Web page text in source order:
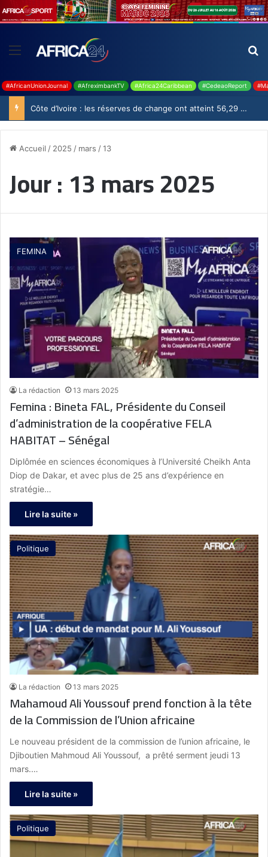
#AfricanUnionJournal #AfreximbankTV #Africa24Caribbean #CedeaoReport
Côte d’Ivoire : les réserves de change ont atteint 56,29 milliards USD en juillet
Accueil / 2025 / mars /13
Jour :13 mars 2025
FEMINA
La rédaction 13 mars 2025
Femina : Bineta FAL, Présidente du Conseil
d’administration de la coopérative FELA
HABITAT – Sénégal
Diplômée en sciences économiques à l’Université Cheikh Anta
Diop de Dakar, et avec plus de 25 ans d’expérience en
stratégie…
Lire la suite »
Politique
La rédaction 13 mars 2025
Mahamoud Ali Youssouf prend fonction à la tête
de la Commission de l’Union africaine
Le nouveau président de la commission de l’union africaine, le
Djiboutien Mahmoud Ali Youssouf, a prêté serment jeudi 13
mars.…
Lire la suite »
Politique